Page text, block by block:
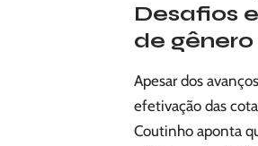
Desafios
de gênero
Apesar dos
efetivação das
Coutinho aponta